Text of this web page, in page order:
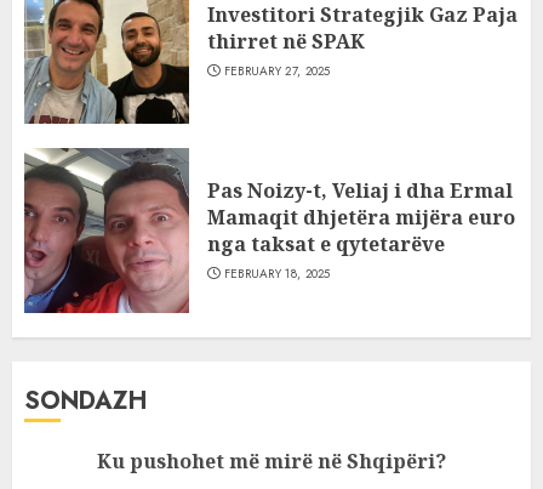
Investitori Strategjik Gaz Paja
thirret në SPAK
FEBRUARY 27, 2025
Pas Noizy-t, Veliaj i dha Ermal
Mamaqit dhjetëra mijëra euro
nga taksat e qytetarëve
FEBRUARY 18, 2025
SONDAZH
Ku pushohet më mirë në Shqipëri?